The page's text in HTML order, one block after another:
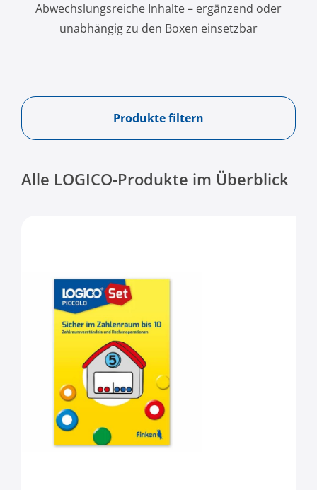
Abwechslungsreiche Inhalte – ergänzend oder
unabhängig zu den Boxen einsetzbar
Produkte filtern
Alle LOGICO-Produkte im Überblick